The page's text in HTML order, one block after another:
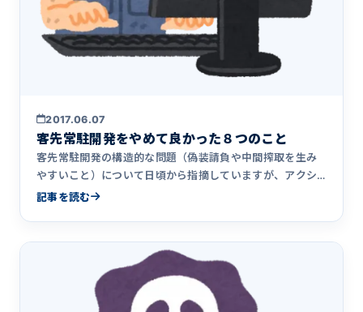
2017.06.07
客先常駐開発をやめて良かった８つのこと
客先常駐開発の構造的な問題（偽装請負や中間搾取を生み
やすいこと）について日頃から指摘していますが、アクシ
アが客先常駐から撤退して&hellip;
記事を読む